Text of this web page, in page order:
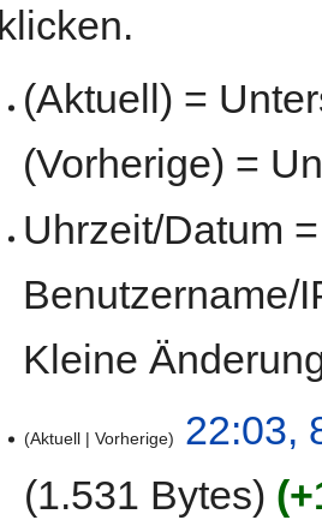
klicken.
(Aktuell) =
(Vorherige) =
Uhrzeit/Datum
Benutzername/
Kleine
Aktuell Vorherige
22:03,
1.531 Bytes